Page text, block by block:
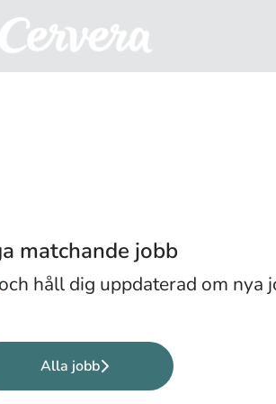
matchande jobb
och håll dig uppdaterad om nya
Alla jobb